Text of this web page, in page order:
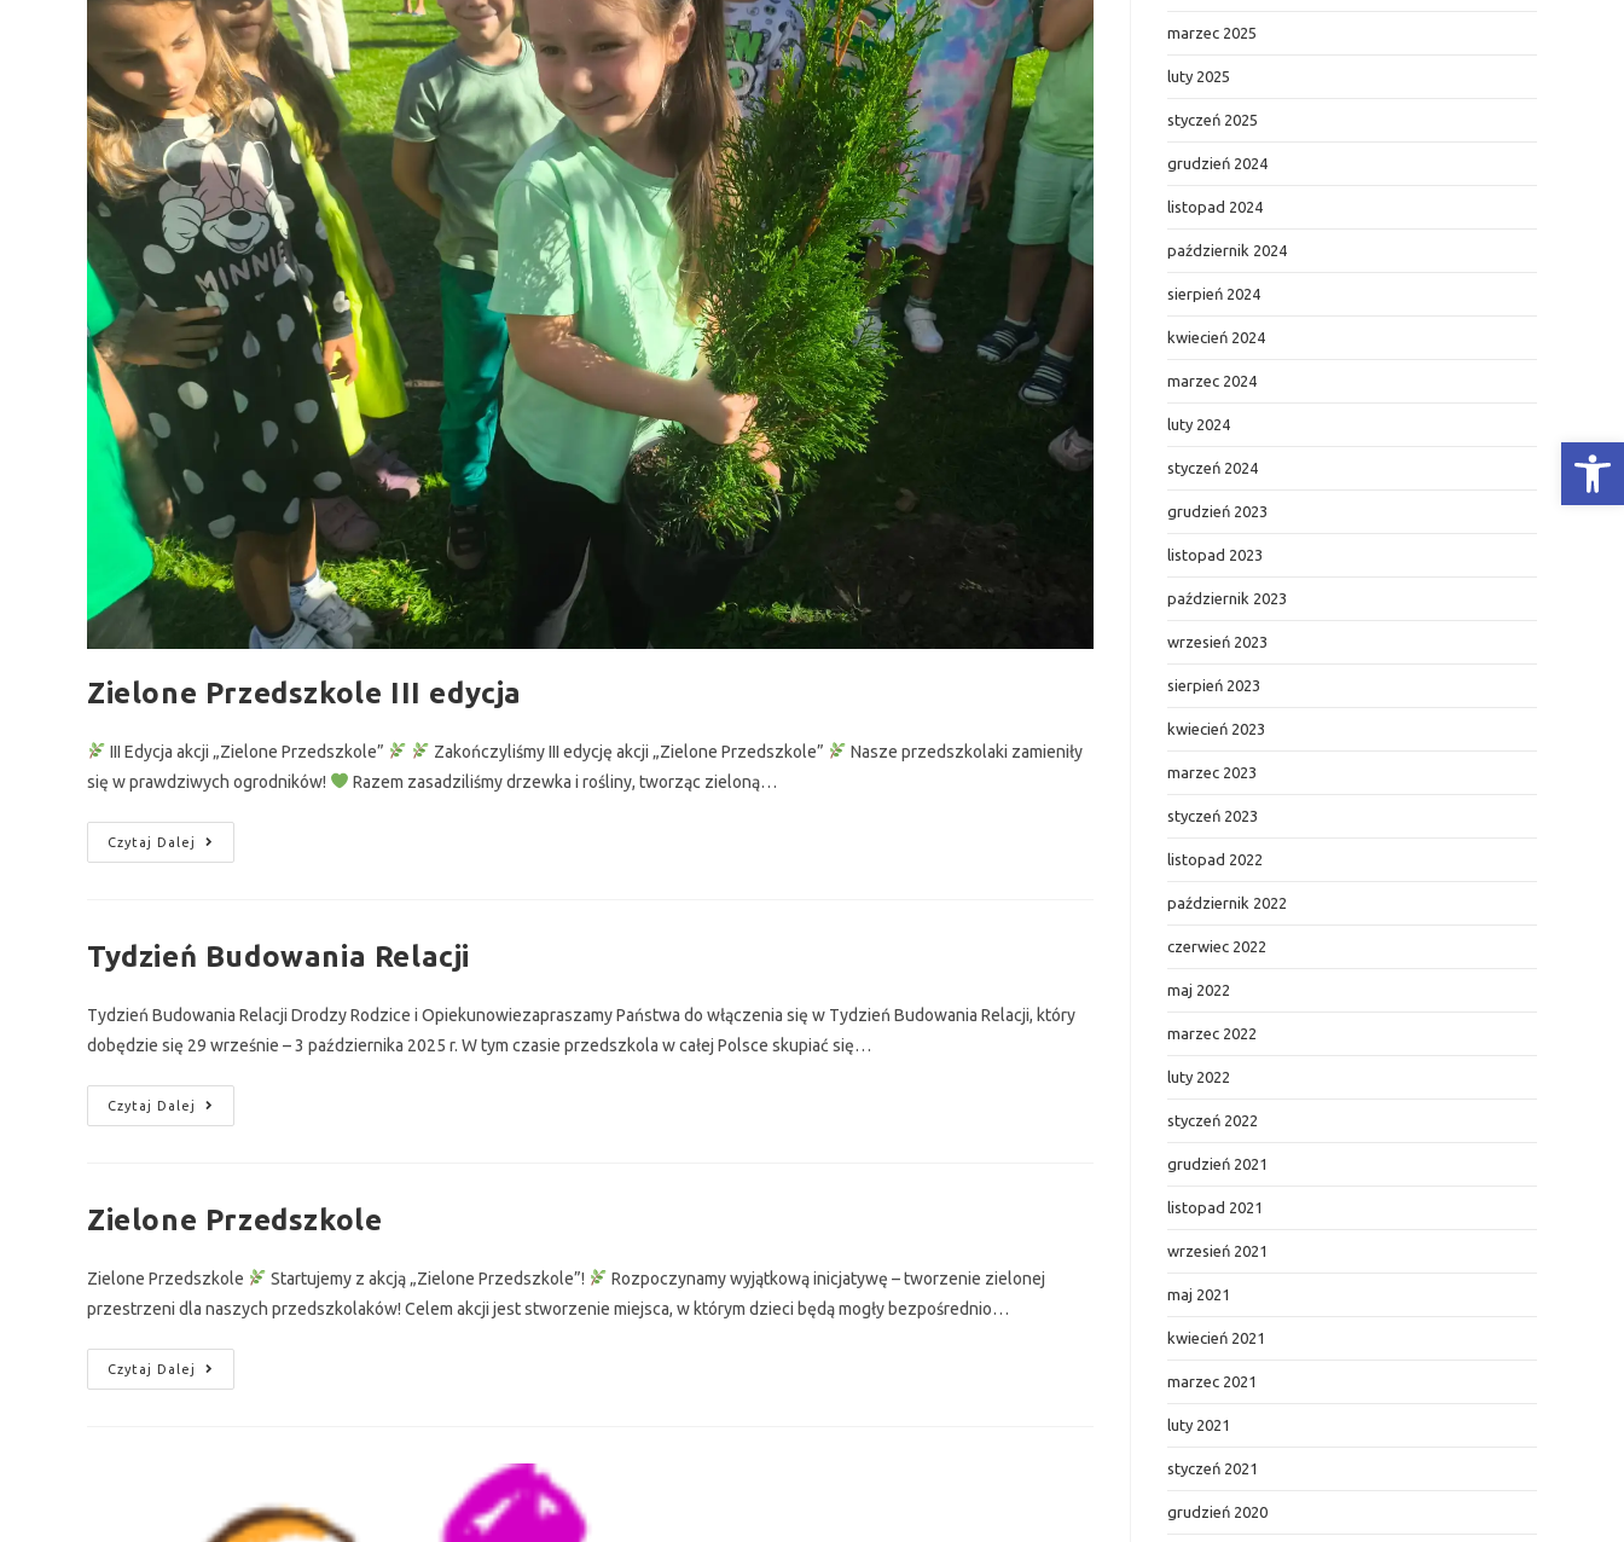
Otwórz Pasek narzędzi
Zielone Przedszkole III edycja
III Edycja akcji „Zielone Przedszkole” Zakończyliśmy III edycję akcji „Zielone Przedszkole”
Nasze przedszkolaki zamieniły
się w prawdziwych ogrodników!
Razem zasadziliśmy drzewka i rośliny, tworząc zieloną…
Czytaj Dalej
Tydzień Budowania Relacji
Tydzień Budowania Relacji Drodzy Rodzice i Opiekunowiezapraszamy Państwa do włączenia się w Tydzień Budowania Relacji, który
dobędzie się 29 wrześnie – 3 października 2025 r. W tym czasie przedszkola w całej Polsce skupiać się…
Czytaj Dalej
Zielone Przedszkole
Zielone Przedszkole Startujemy z akcją „Zielone Przedszkole”!
Rozpoczynamy wyjątkową inicjatywę – tworzenie zielonej
przestrzeni dla naszych przedszkolaków! Celem akcji jest stworzenie miejsca, w którym dzieci będą mogły bezpośrednio…
Czytaj Dalej
marzec 2025
luty 2025
styczeń 2025
grudzień 2024
listopad 2024
październik 2024
sierpień 2024
kwiecień 2024
marzec 2024
luty 2024
styczeń 2024
grudzień 2023
listopad 2023
październik 2023
wrzesień 2023
sierpień 2023
kwiecień 2023
marzec 2023
styczeń 2023
listopad 2022
październik 2022
czerwiec 2022
maj 2022
marzec 2022
luty 2022
styczeń 2022
grudzień 2021
listopad 2021
wrzesień 2021
maj 2021
kwiecień 2021
marzec 2021
luty 2021
styczeń 2021
grudzień 2020